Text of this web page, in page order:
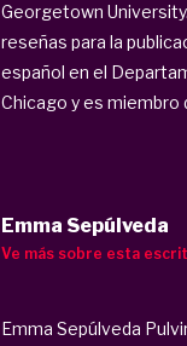
Georgetown
reseñas para la
español en el
Chicago y es
Emma Sepúlveda
Ve más sobre esta
Emma Sepúlveda